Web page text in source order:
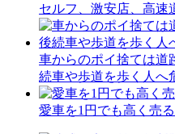
セルフ、激安店、高速
車からのポイ捨ては道
続車や歩道を歩く人へ
愛車を1円でも高く売